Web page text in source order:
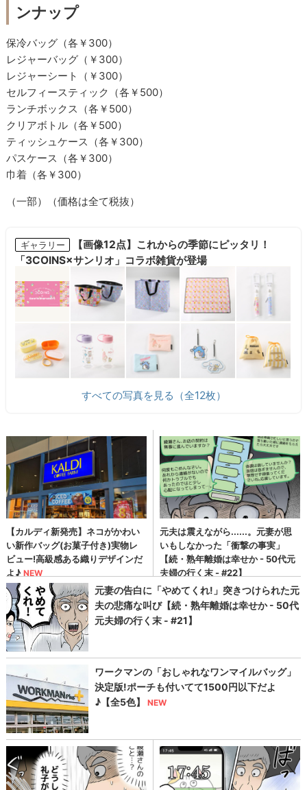
ンナップ
保冷バッグ（各￥300）
レジャーバッグ（￥300）
レジャーシート（￥300）
セルフィースティック（各￥500）
ランチボックス（各￥500）
クリアボトル（各￥500）
ティッシュケース（各￥300）
パスケース（各￥300）
巾着（各￥300）
（一部）（価格は全て税抜）
ギャラリー
【画像12点】これからの季節にピッタリ！
「3COINS×サンリオ」コラボ雑貨が登場
すべての写真を見る（全12枚）